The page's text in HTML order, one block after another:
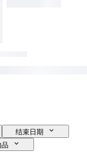
结束日期